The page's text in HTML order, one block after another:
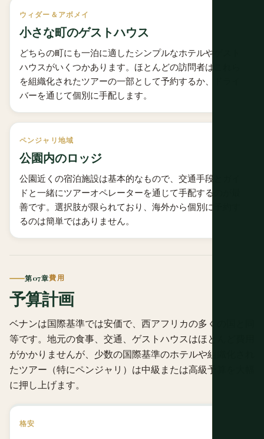
ウィダー＆アボメイ
小さな町のゲストハウス
どちらの町にも一泊に適したシンプルなホテルやゲスト
ハウスがいくつかあります。ほとんどの訪問者はこれら
を組織化されたツアーの一部として予約するか、ドライ
バーを通じて個別に手配します。
ペンジャリ地域
公園内のロッジ
公園近くの宿泊施設は基本的なもので、交通手段とガイ
ドと一緒にツアーオペレーターを通じて手配するのが最
善です。選択肢が限られており、海外から個別に予約す
るのは簡単ではありません。
第07章費用
予算計画
ベナンは国際基準では安価で、西アフリカの多くの国と同
等です。地元の食事、交通、ゲストハウスはほとんど費用
がかかりませんが、少数の国際基準のホテルや組織化され
たツアー（特にペンジャリ）は中級または高級予算を大幅
に押し上げます。
格安